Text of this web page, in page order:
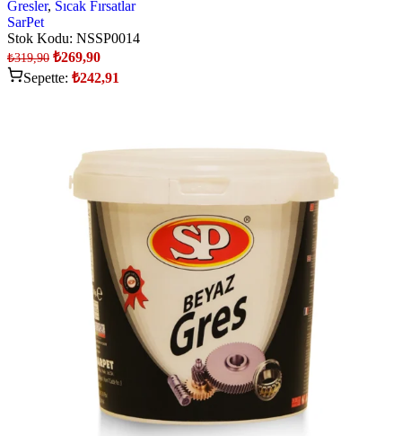
Gresler, Sıcak Fırsatlar
SarPet
Stok Kodu: NSSP0014
₺319,90 ₺269,90
Sepette: ₺242,91